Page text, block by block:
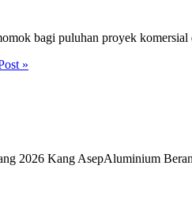
bagi puluhan proyek
»
2026 Kang AsepAluminium